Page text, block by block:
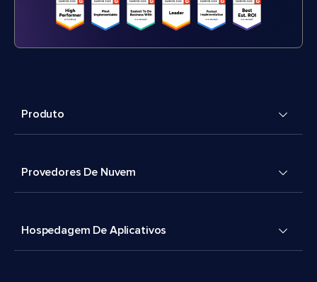
Produto
Provedores De Nuvem
Hospedagem De Aplicativos